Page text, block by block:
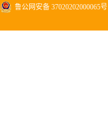
鲁公网安备 37020202000065号